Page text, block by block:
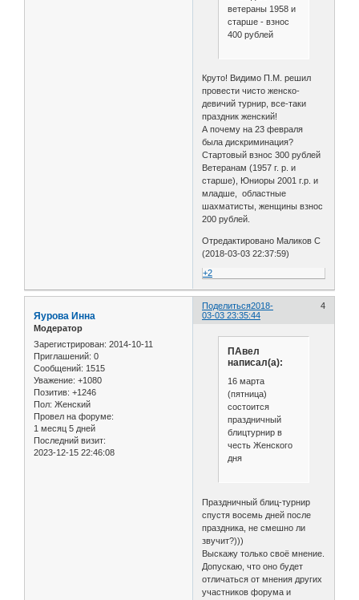
ветераны 1958 и
старше - взнос
400 рублей
Круто! Видимо П.М. решил
провести чисто женско-
девичий турнир, все-таки
праздник женский!
А почему на 23 февраля
была дискриминация?
Стартовый взнос 300 рублей
Ветеранам (1957 г. р. и
старше), Юниоры 2001 г.р. и
младше, областные
шахматисты, женщины взнос
200 рублей.
Отредактировано Маликов С
(2018-03-03 22:37:59)
+2
Поделиться 4
2018-
03-03 23:35:44
Яурова Инна
Модератор
Зарегистрирован: 2014-10-11
Приглашений: 0
Сообщений: 1515
Уважение: +1080
Позитив: +1246
Пол: Женский
Провел на форуме:
1 месяц 5 дней
Последний визит:
2023-12-15 22:46:08
ПАвел
написал(а):
16 марта
(пятница)
состоится
праздничный
блицтурнир в
честь Женского
дня
Праздничный блиц-турнир
спустя восемь дней после
праздника, не смешно ли
звучит?)))
Выскажу только своё мнение.
Допускаю, что оно будет
отличаться от мнения других
участников форума и